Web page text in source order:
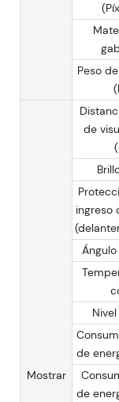
Peso
Mostrar
de
ingreso
de
de